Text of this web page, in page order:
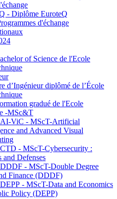
- Diplôme EuroteQ
d'échange
of Science de l'Ecole
d’Ingénieur diplômé de l’École
gradué de l'Ecole
-MSc&T
ViC - MScT-Artificial
and Advanced Visual
- MScT-Cybersecurity :
and Defenses
- MScT-Double Degree
Finance (DDDF)
- MScT-Data and Economics
Policy (DEPP)